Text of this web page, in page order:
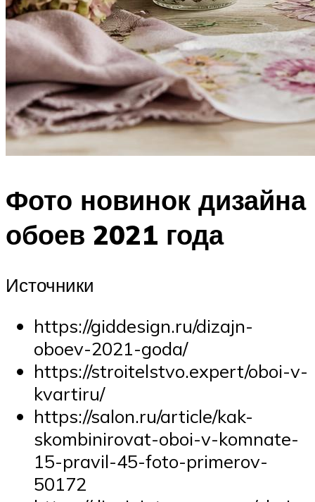
Фото новинок дизайна
обоев 2021 года
Источники
https://giddesign.ru/dizajn-
oboev-2021-goda/
https://stroitelstvo.expert/oboi-v-
kvartiru/
https://salon.ru/article/kak-
skombinirovat-oboi-v-komnate-
15-pravil-45-foto-primerov-
50172